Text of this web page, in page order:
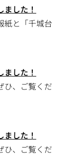
ました！
紙と「千城台
ました！
ひ、ご覧くだ
ました！
ひ、ご覧くだ